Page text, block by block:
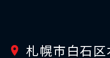
札幌市白石